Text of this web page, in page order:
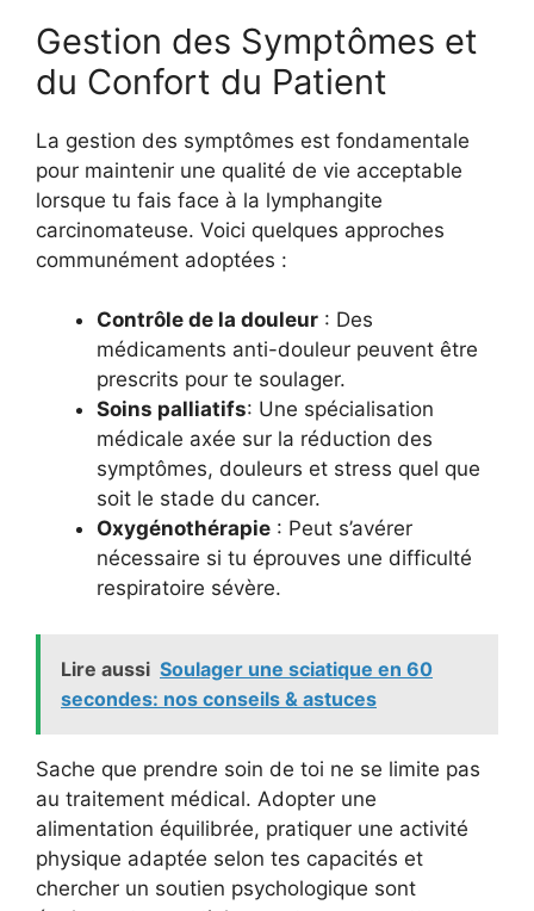
Gestion des Symptômes et
du Confort du Patient
La gestion des symptômes est fondamentale
pour maintenir une qualité de vie acceptable
lorsque tu fais face à la lymphangite
carcinomateuse. Voici quelques approches
communément adoptées :
Contrôle de la douleur : Des
médicaments anti-douleur peuvent être
prescrits pour te soulager.
Soins palliatifs: Une spécialisation
médicale axée sur la réduction des
symptômes, douleurs et stress quel que
soit le stade du cancer.
Oxygénothérapie : Peut s’avérer
nécessaire si tu éprouves une difficulté
respiratoire sévère.
Lire aussi Soulager une sciatique en 60
secondes: nos conseils & astuces
Sache que prendre soin de toi ne se limite pas
au traitement médical. Adopter une
alimentation équilibrée, pratiquer une activité
physique adaptée selon tes capacités et
chercher un soutien psychologique sont